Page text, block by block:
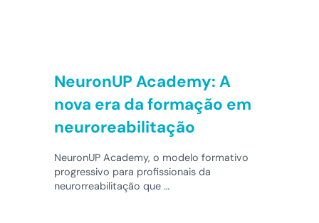
NeuronUP Academy: A
nova era da formação em
neuroreabilitação
NeuronUP Academy, o modelo formativo
progressivo para profissionais da
neurorreabilitação que …